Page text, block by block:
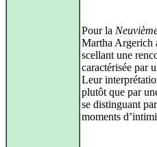
Pour la
Martha Argerich
scellant une
caractérisée par
Leur
plutôt que par
se distinguant
moments